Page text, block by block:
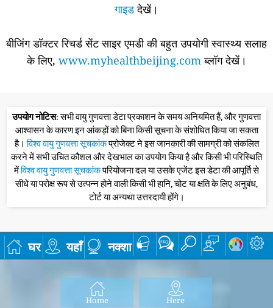
गाइडदेखें।
बीजिंग डॉक्टर रिचर्ड सेंट साइर एमडी की बहुत उपयोगी स्वास्थ्य सलाह
के लिए, www.myhealthbeijing.comब्लॉग देखें।
उपयोग नोटिस: सभी वायु गुणवत्ता डेटा प्रकाशन के समय अनियमित हैं, और गुणवत्ता
आश्वासन के कारण इन आंकड़ों को बिना किसी सूचना के संशोधित किया जा सकता
है।विश्व वायु गुणवत्ता सूचकांकप्रोजेक्ट ने इस जानकारी की सामग्री को संकलित
करने में सभी उचित कौशल और देखभाल का उपयोग किया है और किसी भी परिस्थिति
मेंविश्व वायु गुणवत्ता सूचकांकपरियोजना दल या उसके एजेंट इस डेटा की आपूर्ति से
सीधे या परोक्ष रूप से उत्पन्न होने वाली किसी भी हानि, चोट या क्षति के लिए अनुबंध,
टोर्ट या अन्यथा उत्तरदायी होंगे।
घर यहाँ नक्शा
Home Here